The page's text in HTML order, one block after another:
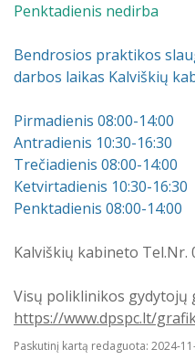
Penktadienis nedirba
Bendrosios praktikos
darbos laikas Kalviškių
Pirmadienis 08:00-14:00
Antradienis 10:30-16:30
Trečiadienis 08:00-14:00
Ketvirtadienis 10:30-16:30
Penktadienis 08:00-14:00
Kalviškių kabineto Tel.Nr.
Visų poliklinikos gydytojų
https://www.dpspc.lt/
Paskutinį kartą redaguota: 2024-